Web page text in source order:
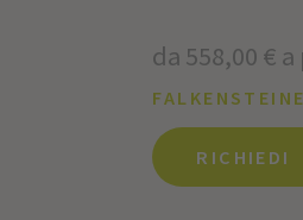
da 558,00 €
RICHIEDI